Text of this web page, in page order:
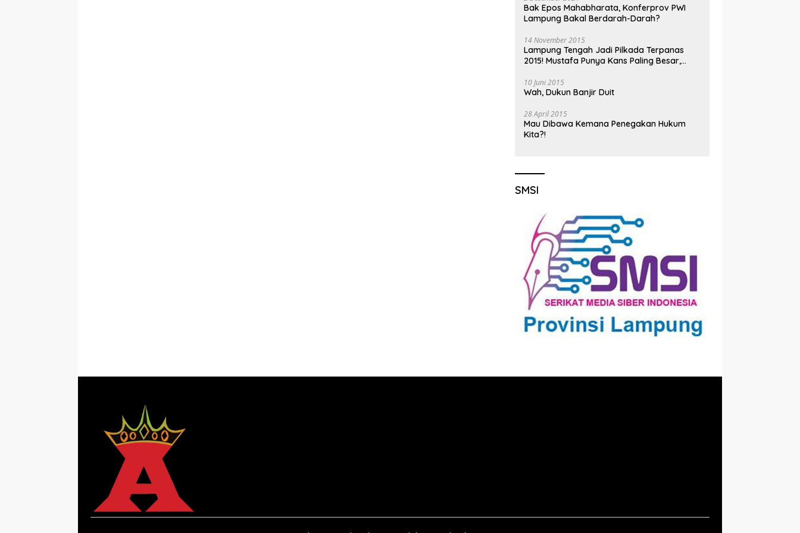
Bak Epos Mahabharata, Konferprov PWI
Lampung Bakal Berdarah-Darah?
14 November 2015
Lampung Tengah Jadi Pilkada Terpanas
2015! Mustafa Punya Kans Paling Besar,
10 Juni 2015
Wah, Dukun Banjir Duit
28 April 2015
Mau Dibawa Kemana Penegakan Hukum
Kita?!
SMSI